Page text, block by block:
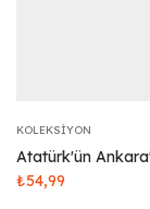
KOLEKSIYON
Atatürk'ün
₺54,99